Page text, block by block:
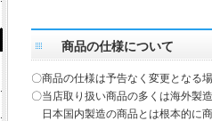
商品の仕様について
〇商品の仕様は予告なく変更となる
〇当店取り扱い商品の多くは海外製
日本国内製造の商品とは根本的に